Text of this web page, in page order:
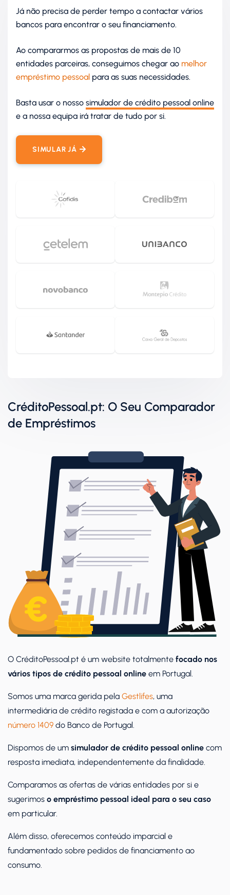
Já não precisa de perder tempo a contactar vários
bancos para encontrar o seu financiamento.
Ao compararmos as propostas de mais de 10
entidades parceiras, conseguimos chegar ao melhor
empréstimo pessoal para as suas necessidades.
Basta usar o nosso simulador de crédito pessoal online
e a nossa equipa irá tratar de tudo por si.
SIMULAR JÁ
CréditoPessoal.pt: O Seu Comparador
de Empréstimos
O CréditoPessoal.pt é um website totalmente focado nos
vários tipos de crédito pessoal online em Portugal.
Somos uma marca gerida pela Gestlifes, uma
intermediária de crédito registada e com a autorização
número 1409 do Banco de Portugal.
Dispomos de um simulador de crédito pessoal online com
resposta imediata, independentemente da finalidade.
Comparamos as ofertas de várias entidades por si e
sugerimos o empréstimo pessoal ideal para o seu caso
em particular.
Além disso, oferecemos conteúdo imparcial e
fundamentado sobre pedidos de financiamento ao
consumo.